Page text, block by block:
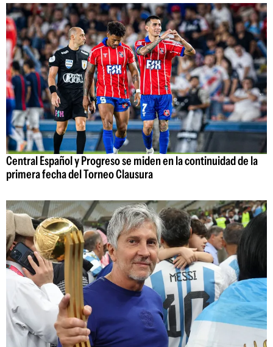
Central Español y Progreso se miden en la continuidad de la
primera fecha del Torneo Clausura